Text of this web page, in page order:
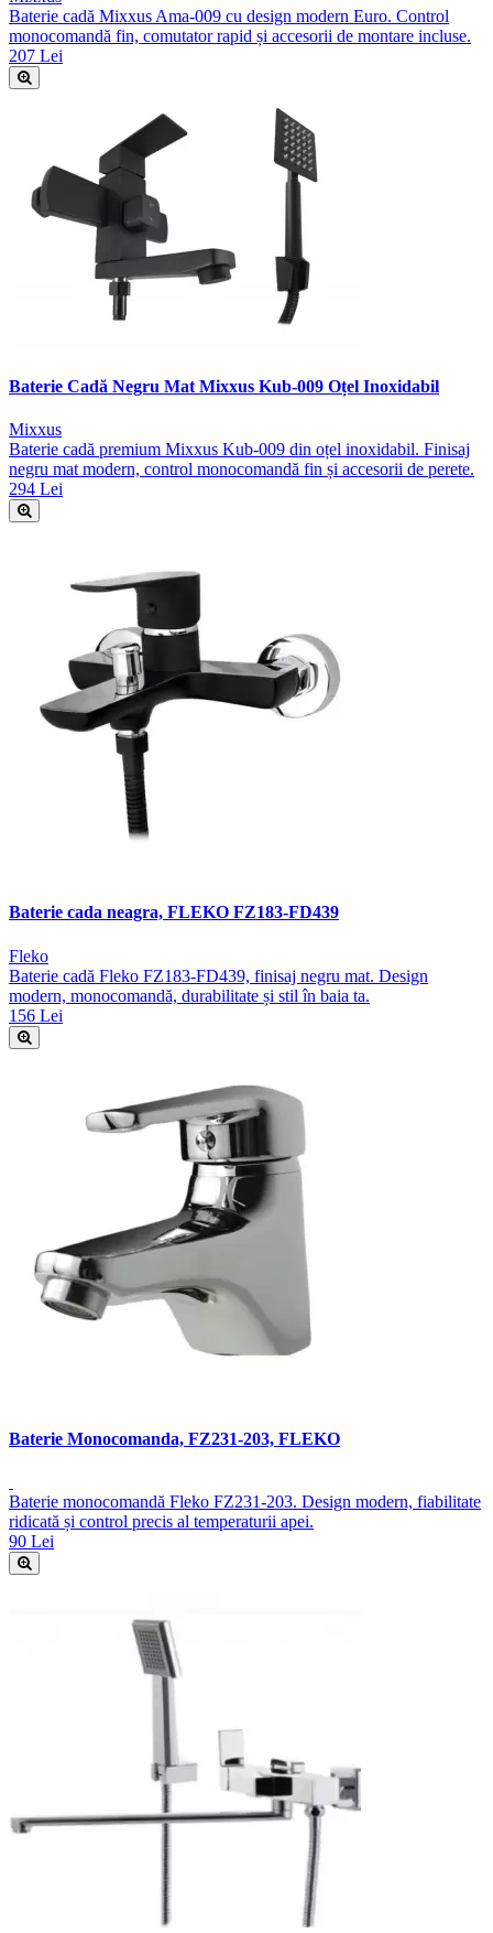
Baterie cadă Mixxus Ama-009 cu design modern Euro. Control
monocomandă fin, comutator rapid și accesorii de montare incluse.
207 Lei
Baterie Cadă Negru Mat Mixxus Kub-009 Oțel Inoxidabil
Mixxus
Baterie cadă premium Mixxus Kub-009 din oțel inoxidabil. Finisaj
negru mat modern, control monocomandă fin și accesorii de perete.
294 Lei
Baterie cada neagra, FLEKO FZ183-FD439
Fleko
Baterie cadă Fleko FZ183-FD439, finisaj negru mat. Design
modern, monocomandă, durabilitate și stil în baia ta.
156 Lei
Baterie Monocomanda, FZ231-203, FLEKO
Baterie monocomandă Fleko FZ231-203. Design modern, fiabilitate
ridicată și control precis al temperaturii apei.
90 Lei